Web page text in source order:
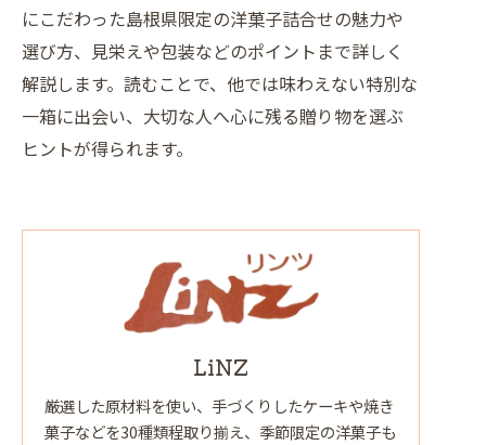
にこだわった島根県限定の洋菓子詰合せの魅力や
選び方、見栄えや包装などのポイントまで詳しく
解説します。読むことで、他では味わえない特別な
一箱に出会い、大切な人へ心に残る贈り物を選ぶ
ヒントが得られます。
LiNZ
厳選した原材料を使い、手づくりしたケーキや焼き
菓子などを30種類程取り揃え、季節限定の洋菓子も